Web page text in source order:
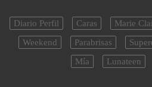
Diario Perfil Caras Marie
Weekend
Parabrisas
Mía
Lunateen